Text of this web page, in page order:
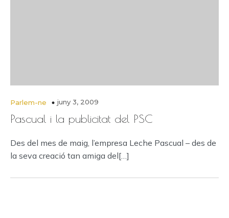
Parlem-ne juny 3, 2009
Pascual i la publicitat del PSC
Des del mes de maig, l’empresa Leche Pascual – des de
la seva creació tan amiga del[…]